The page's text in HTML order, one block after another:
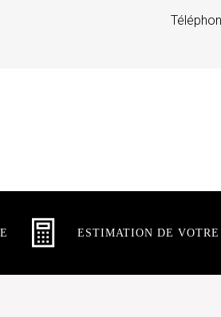
ESTIMATION DE